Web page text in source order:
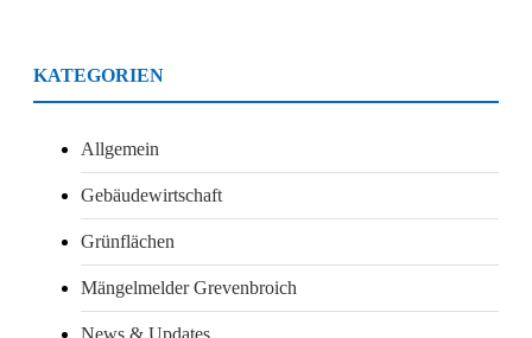
KATEGORIEN
Allgemein
Gebäudewirtschaft(1 Beiträge)
Grünflächen
Mängelmelder Grevenbroich
News & Updates(7 Beiträge)